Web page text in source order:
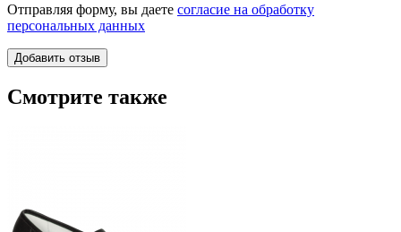
Отправляя форму, вы даете согласие на обработку
персональных данных
Смотрите также